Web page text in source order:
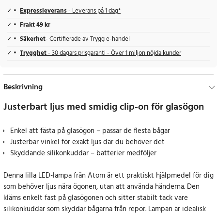
Expressleverans- Leverans på 1 dag*
Frakt 49 kr
Säkerhet- Certifierade av Trygg e-handel
Trygghet- 30 dagars prisgaranti - Över 1 miljon nöjda kunder
Beskrivning
Justerbart ljus med smidig clip-on för glasögon
Enkel att fästa på glasögon – passar de flesta bågar
Justerbar vinkel för exakt ljus där du behöver det
Skyddande silikonkuddar – batterier medföljer
Denna lilla LED-lampa från Atom är ett praktiskt hjälpmedel för dig
som behöver ljus nära ögonen, utan att använda händerna. Den
kläms enkelt fast på glasögonen och sitter stabilt tack vare
silikonkuddar som skyddar bågarna från repor. Lampan är idealisk